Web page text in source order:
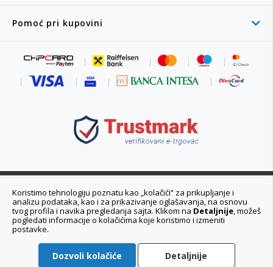
Pomoć pri kupovini
011 6355 550
Ponedeljak - Petak 08:00 - 20:00h
ePlaneta© 2021-2026 Planeta Sport d.o.o. Sva prava zadržana.
Koristimo tehnologiju poznatu kao „kolačići“ za prikupljanje i
analizu podataka, kao i za prikazivanje oglašavanja, na osnovu
tvog profila i navika pregledanja sajta. Klikom na Detaljnije, možeš
pogledati informacije o kolačićima koje koristimo i izmeniti
postavke.
Dozvoli kolačiće Detaljnije